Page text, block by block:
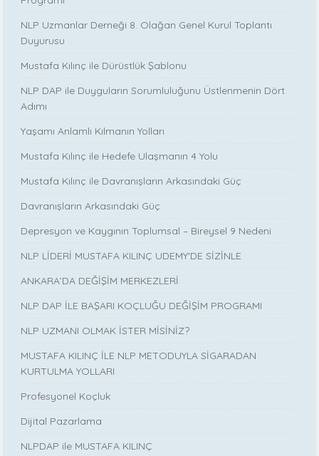
NLP Uzmanlar Derneği 8. Olağan Genel Kurul Toplantı
Duyurusu
Mustafa Kılınç ile Dürüstlük Şablonu
NLP DAP ile Duyguların Sorumluluğunu Üstlenmenin Dört
Adımı
Yaşamı Anlamlı Kılmanın Yolları
Mustafa Kılınç ile Hedefe Ulaşmanın 4 Yolu
Mustafa Kılınç ile Davranışların Arkasındaki Güç
Davranışların Arkasındaki Güç
Depresyon ve Kaygının Toplumsal – Bireysel 9 Nedeni
NLP LİDERİ MUSTAFA KILINÇ UDEMY'DE SİZİNLE
ANKARA’DA DEĞİŞİM MERKEZLERİ
NLP DAP İLE BAŞARI KOÇLUĞU DEĞİŞİM PROGRAMI
NLP UZMANI OLMAK İSTER MİSİNİZ?
MUSTAFA KILINÇ İLE NLP METODUYLA SİGARADAN
KURTULMA YOLLARI
Profesyonel Koçluk
Dijital Pazarlama
NLPDAP ile MUSTAFA KILINÇ